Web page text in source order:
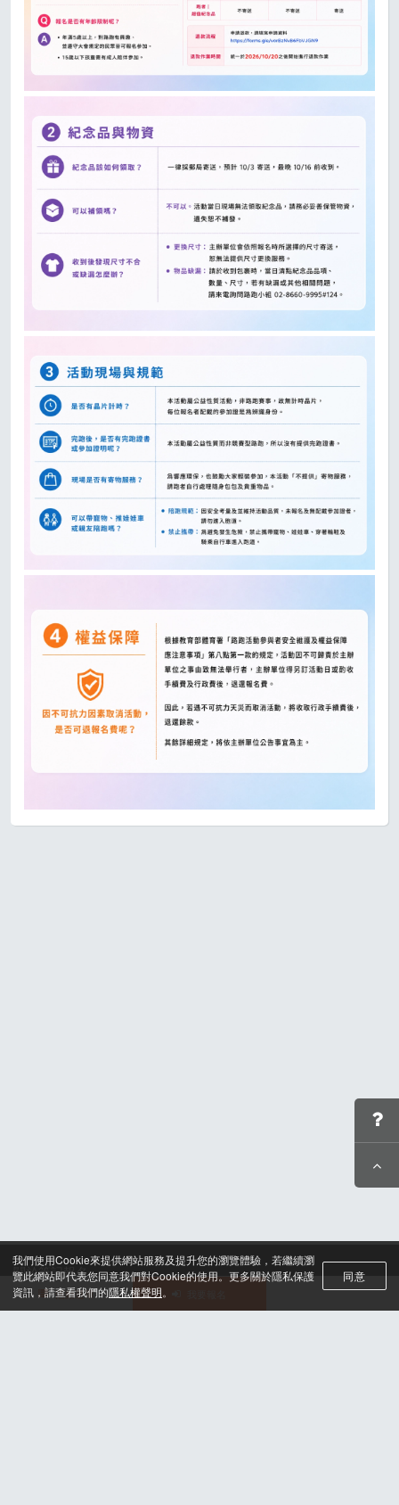
我們使用Cookie來提供網站服務及提升您的瀏覽體驗，若繼續瀏
覽此網站即代表您同意我們對Cookie的使用。更多關於隱私保護
資訊，請查看我們的隱私權聲明。
同意
活動選單
關於筆記報名
聯絡我們*
合作諮詢